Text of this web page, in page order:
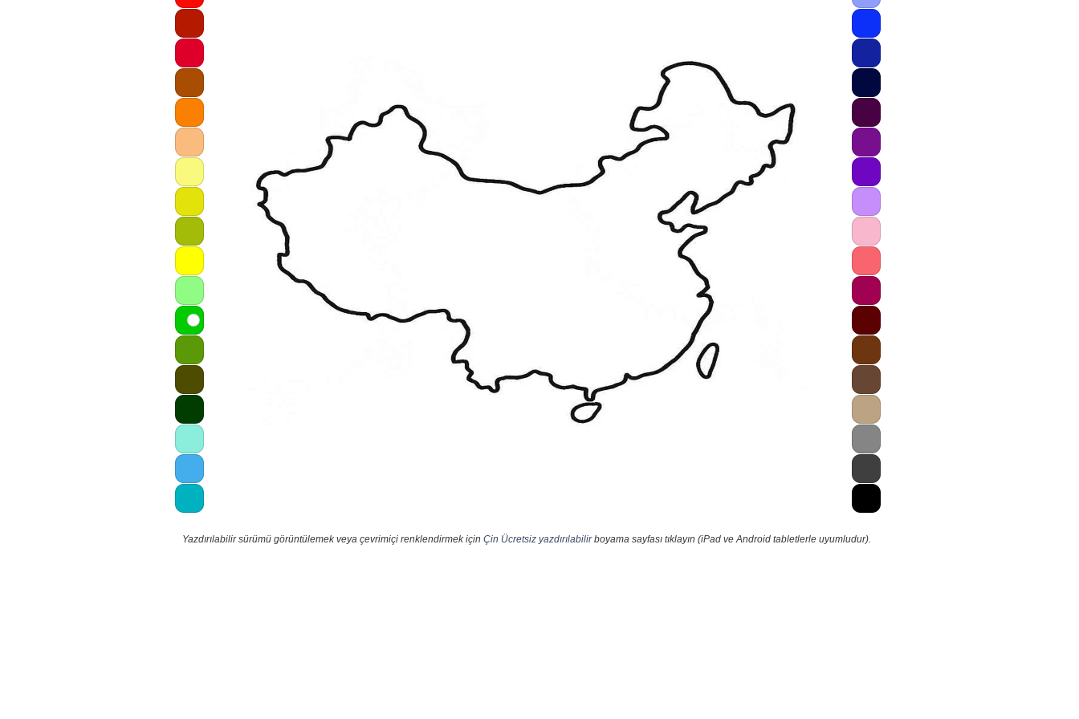
Yazdırılabilir sürümü görüntülemek veya çevrimiçi renklendirmek için Çin Ücretsiz yazdırılabilirboyama sayfası tıklayın (iPad ve Android tabletlerle uyumludur).